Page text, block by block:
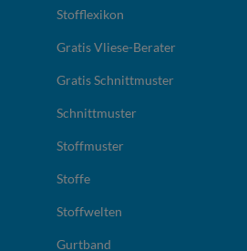
Stofflexikon
Gratis Vliese-Berater
Gratis Schnittmuster
Schnittmuster
Stoffmuster
Stoffe
Stoffwelten
Gurtband